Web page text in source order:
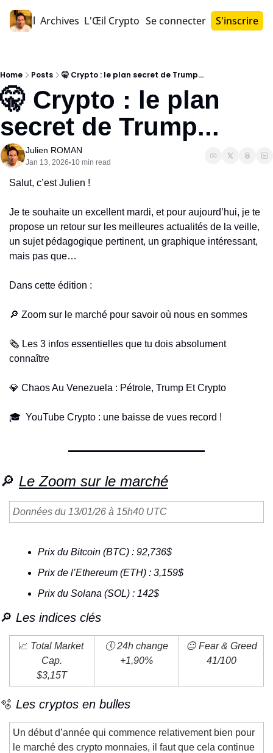
Accueil Archives L'Œil Crypto PRO™Se connecter S'inscrire
Home Posts 🤫 Crypto : le plan secret de Trump...
🤫 Crypto : le plan
secret de Trump...
Julien ROMAN
Jan 13, 2026•10 min read
Salut, c’est Julien !
Je te souhaite un excellent mardi, et pour aujourd’hui, je te
propose un retour sur les meilleures actualités de la veille,
un sujet pédagogique pertinent, un graphique intéressant,
mais pas que…
Dans cette édition :
🔎 Zoom sur le marché pour savoir où nous en sommes
🗞️ Les 3 infos essentielles que tu dois absolument
connaître
💎 Chaos Au Venezuela : Pétrole, Trump Et Crypto
🎓  YouTube Crypto : une baisse de vues record !
🔎 Le Zoom sur le marché
Données du 13/01/26 à 15h40 UTC
Prix du Bitcoin (BTC) : 92,736$
Prix de l’Ethereum (ETH) : 3,159$
Prix du Solana (SOL) : 142$
🔎 Les indices clés
📈 Total Market
Cap.
$3,15T
🕔 24h change
+1,90%
😐 Fear & Greed
41/100
🫧 Les cryptos en bulles
Un début d’année qui commence relativement bien pour
le marché des crypto monnaies, il faut que cela continue